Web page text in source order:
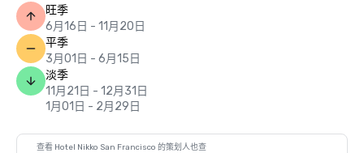
旺季
6月16日 - 11月20日
平季
3月01日 - 6月15日
淡季
11月21日 - 12月31日
1月01日 - 2月29日
查看 Hotel Nikko San Francisco 的策划人也查